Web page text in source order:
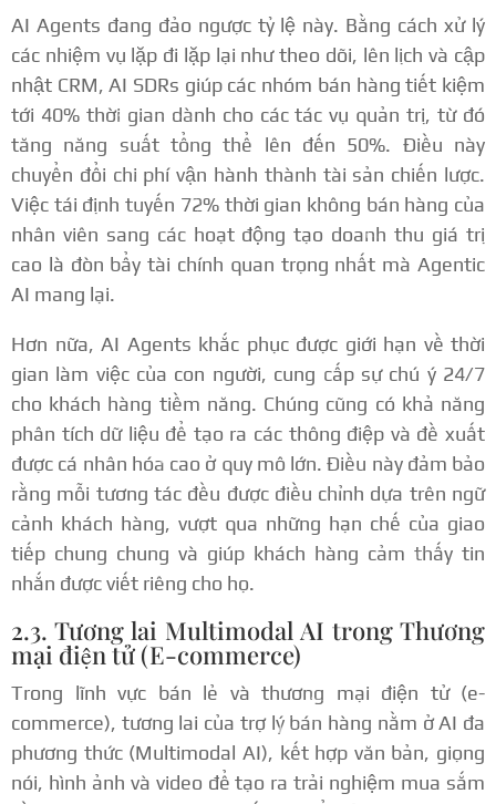
AI Agents đang đảo ngược tỷ lệ này. Bằng cách xử lý
các nhiệm vụ lặp đi lặp lại như theo dõi, lên lịch và cập
nhật CRM, AI SDRs giúp các nhóm bán hàng tiết kiệm
tới 40% thời gian dành cho các tác vụ quản trị, từ đó
tăng năng suất tổng thể lên đến 50%. Điều này
chuyển đổi chi phí vận hành thành tài sản chiến lược.
Việc tái định tuyến 72% thời gian không bán hàng của
nhân viên sang các hoạt động tạo doanh thu giá trị
cao là đòn bẩy tài chính quan trọng nhất mà Agentic
AI mang lại.
Hơn nữa, AI Agents khắc phục được giới hạn về thời
gian làm việc của con người, cung cấp sự chú ý 24/7
cho khách hàng tiềm năng. Chúng cũng có khả năng
phân tích dữ liệu để tạo ra các thông điệp và đề xuất
được cá nhân hóa cao ở quy mô lớn. Điều này đảm bảo
rằng mỗi tương tác đều được điều chỉnh dựa trên ngữ
cảnh khách hàng, vượt qua những hạn chế của giao
tiếp chung chung và giúp khách hàng cảm thấy tin
nhắn được viết riêng cho họ.
2.3. Tương lai Multimodal AI trong Thương
mại điện tử (E-commerce)
Trong lĩnh vực bán lẻ và thương mại điện tử (e-
commerce), tương lai của trợ lý bán hàng nằm ở AI đa
phương thức (Multimodal AI), kết hợp văn bản, giọng
nói, hình ảnh và video để tạo ra trải nghiệm mua sắm